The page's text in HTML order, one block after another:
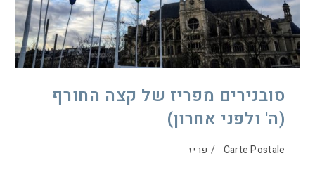
סובנירים מפריז של קצה החורף
(ה' ולפני אחרון)
Carte Postale
/ פריז